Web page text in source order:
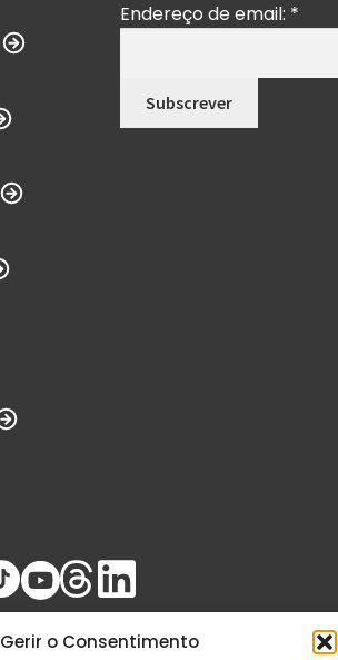
Gerir o Consentimento
Endereço de email: *